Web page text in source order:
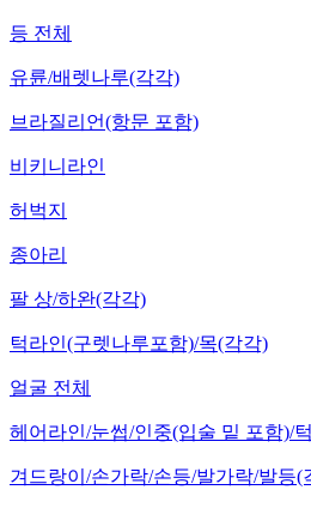
등 전체
유륜/배렛나루(각각)
브라질리언(항문 포함)
비키니라인
허벅지
종아리
팔 상/하완(각각)
턱라인(구렛나루포함)/목(각각)
얼굴 전체
헤어라인/눈썹/인중(입술 밑 포함)/
겨드랑이/손가락/손등/발가락/발등(